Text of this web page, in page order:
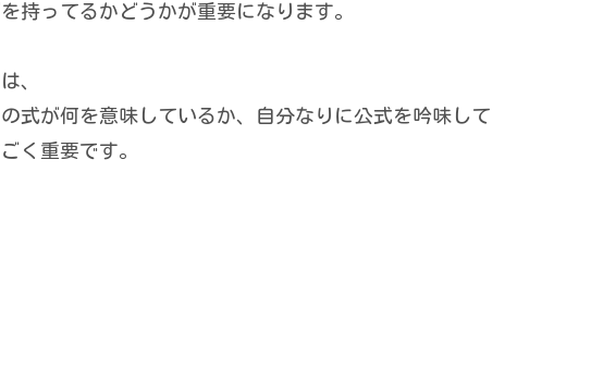
持ってるかどうかが重要になります。
、
式が何を意味しているか、自分なりに公式を吟味して
く重要です。